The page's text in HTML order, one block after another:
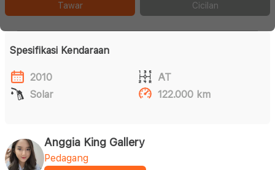
Tawar Cicilan
Spesifikasi Kendaraan
2010
AT
Solar
122.000 km
Anggia King Gallery
Pedagang